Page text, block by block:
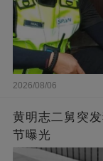
2026/08/06
黄明志二舅突
节曝光